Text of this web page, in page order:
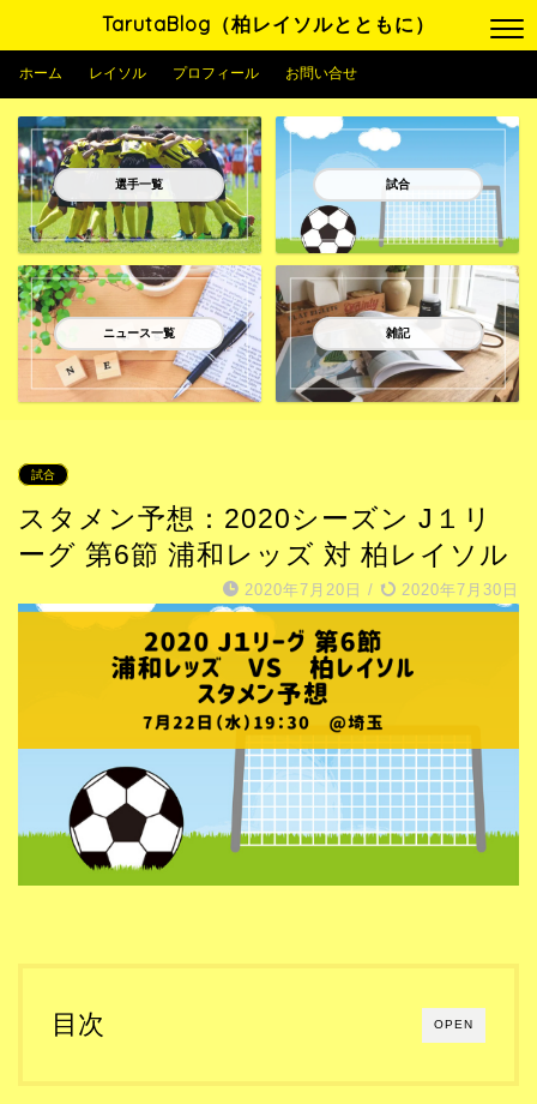
TarutaBlog（柏レイソルとともに）
ホーム レイソル プロフィール お問い合せ
選手一覧 試合
ニュース一覧 雑記
試合
スタメン予想：2020シーズン J１リ
ーグ 第6節 浦和レッズ 対 柏レイソル
2020年7月20日 / 2020年7月30日
OPEN
目次